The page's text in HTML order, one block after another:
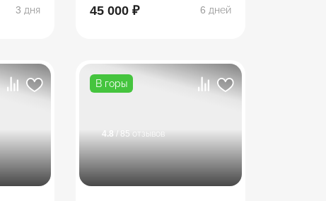
3 дня
термальные
45 000 ₽ 6 дней
В горы
4.8 / 85 отзывов